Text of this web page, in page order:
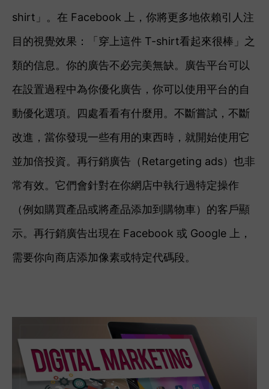
shirt」。在 Facebook 上，你將更多地依賴引人注
目的視覺效果：「穿上這件 T-shirt看起來很棒」之
類的信息。 你的廣告不必完美無缺。廣告平台可以
在設置過程中為你優化廣告，你可以使用平台的自
動優化選項。四處看看有什麼用。不斷嘗試，不斷
改進，當你發現一些有用的東西時，就開始使用它
並加倍投資。 再行銷廣告（Retargeting ads）也非
常有效。它們會針對在你網店中執行過特定操作
（例如購買產品或將產品添加到購物車）的客戶顯
示。再行銷廣告出現在 Facebook 或 Google 上，
需要你向商店添加像素或特定代碼段。